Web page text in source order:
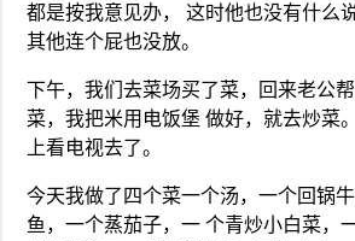
都是按我意见办， 这时他也没有什么
其他连个屁也没放。
下午，我们去菜场买了菜，回来老公
菜，我把米用电饭堡 做好，就去炒菜
上看电视去了。
今天我做了四个菜一个汤，一个回锅
鱼，一个蒸茄子，一 个青炒小白菜，